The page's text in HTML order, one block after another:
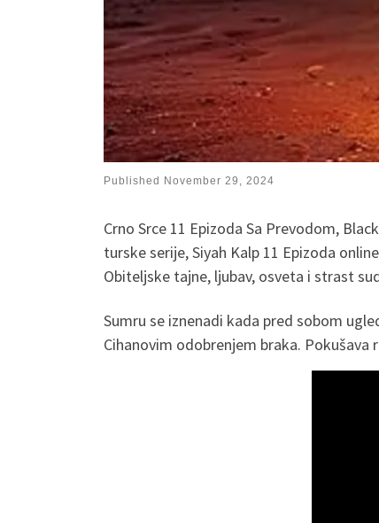
Published November 29, 2024
Crno Srce 11 Epizoda Sa Prevodom,
turske serije, Siyah Kalp 11 Epizoda
Obiteljske tajne, ljubav, osveta i strast
Sumru se iznenadi kada pred sobom
Cihanovim odobrenjem braka. Pokušava